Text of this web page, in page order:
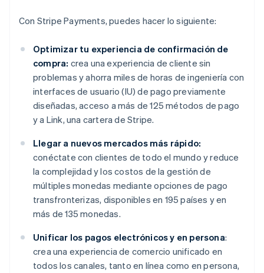
Con Stripe Payments, puedes hacer lo siguiente:
Optimizar tu experiencia de confirmación de
compra: crea una experiencia de cliente sin
problemas y ahorra miles de horas de ingeniería con
interfaces de usuario (IU) de pago previamente
diseñadas, acceso a más de 125 métodos de pago
y a Link, una cartera de Stripe.
Llegar a nuevos mercados más rápido:
conéctate con clientes de todo el mundo y reduce
la complejidad y los costos de la gestión de
múltiples monedas mediante opciones de pago
transfronterizas, disponibles en 195 países y en
más de 135 monedas.
Unificar los pagos electrónicos y en persona:
crea una experiencia de comercio unificado en
todos los canales, tanto en línea como en persona,